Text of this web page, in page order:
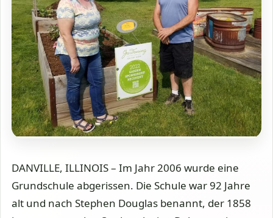
DANVILLE, ILLINOIS – Im Jahr 2006 wurde eine
Grundschule abgerissen. Die Schule war 92 Jahre
alt und nach Stephen Douglas benannt, der 1858